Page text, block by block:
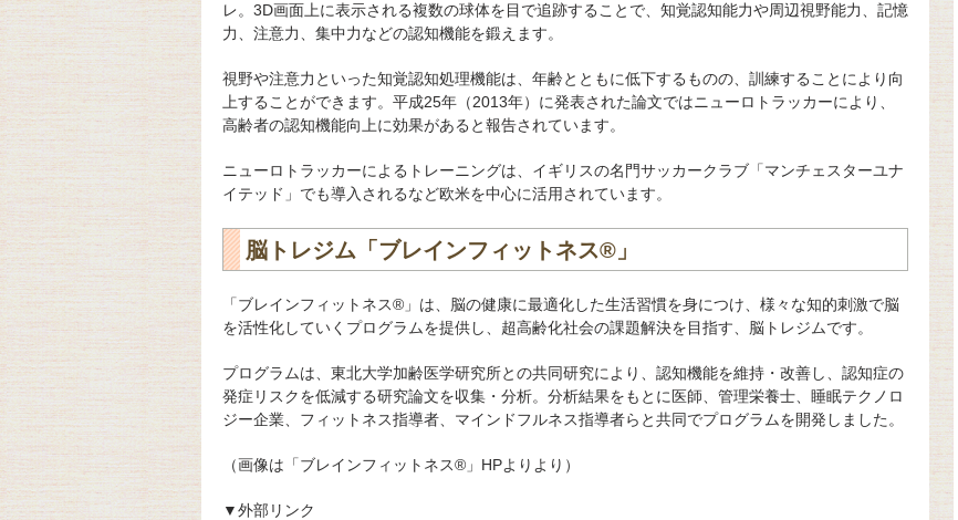
レ。3D画面上に表示される複数の球体を目で追跡することで、知覚認知能力や周辺視野能力、記憶
力、注意力、集中力などの認知機能を鍛えます。
視野や注意力といった知覚認知処理機能は、年齢とともに低下するものの、訓練することにより向
上することができます。平成25年（2013年）に発表された論文ではニューロトラッカーにより、
高齢者の認知機能向上に効果があると報告されています。
ニューロトラッカーによるトレーニングは、イギリスの名門サッカークラブ「マンチェスターユナ
イテッド」でも導入されるなど欧米を中心に活用されています。
脳トレジム「ブレインフィットネス®」
「ブレインフィットネス®」は、脳の健康に最適化した生活習慣を身につけ、様々な知的刺激で脳
を活性化していくプログラムを提供し、超高齢化社会の課題解決を目指す、脳トレジムです。
プログラムは、東北大学加齢医学研究所との共同研究により、認知機能を維持・改善し、認知症の
発症リスクを低減する研究論文を収集・分析。分析結果をもとに医師、管理栄養士、睡眠テクノロ
ジー企業、フィットネス指導者、マインドフルネス指導者らと共同でプログラムを開発しました。
（画像は「ブレインフィットネス®」HPよりより）
▼外部リンク